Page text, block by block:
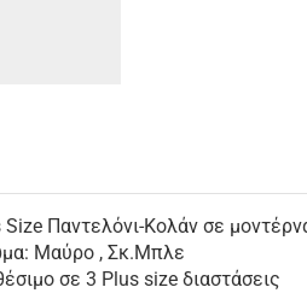
Size Παντελόνι-Κολάν σε
Μαύρο , Σκ.Μπλε
σε 3 Plus size διαστάσεις